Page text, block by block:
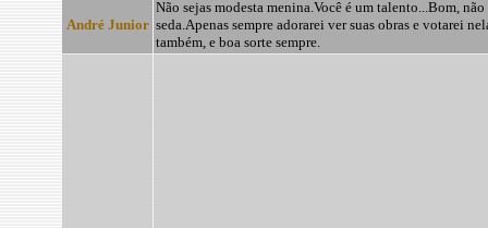
André Junior
Não sejas modesta menina.Você é um talento...Bom,
seda.Apenas sempre adorarei ver suas obras e votarei
também, e boa sorte sempre.